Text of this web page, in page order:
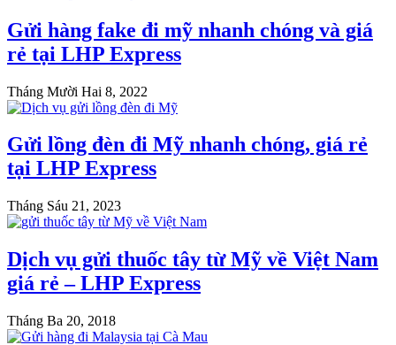
Gửi hàng fake đi mỹ nhanh chóng và giá
rẻ tại LHP Express
Tháng Mười Hai 8, 2022
Gửi lồng đèn đi Mỹ nhanh chóng, giá rẻ
tại LHP Express
Tháng Sáu 21, 2023
Dịch vụ gửi thuốc tây từ Mỹ về Việt Nam
giá rẻ – LHP Express
Tháng Ba 20, 2018